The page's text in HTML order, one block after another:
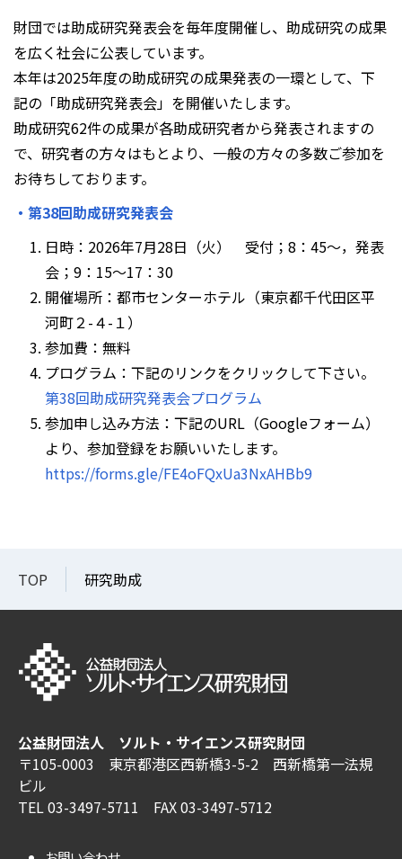
財団では助成研究発表会を毎年度開催し、助成研究の成果
を広く社会に公表しています。
本年は2025年度の助成研究の成果発表の一環として、下
記の「助成研究発表会」を開催いたします。
助成研究62件の成果が各助成研究者から発表されますの
で、研究者の方々はもとより、一般の方々の多数ご参加を
お待ちしております。
・第38回助成研究発表会
日時：2026年7月28日（火） 受付；8：45～，発表
会；9：15～17：30
開催場所：都市センターホテル（東京都千代田区平
河町２-４-１）
参加費：無料
プログラム：下記のリンクをクリックして下さい。
第38回助成研究発表会プログラム
参加申し込み方法：下記のURL（Googleフォーム）
より、参加登録をお願いいたします。
https://forms.gle/FE4oFQxUa3NxAHBb9
TOP 研究助成
公益財団法人 ソルト・サイエンス研究財団
〒105-0003 東京都港区西新橋3-5-2 西新橋第一法規
ビル
TEL 03-3497-5711 FAX 03-3497-5712